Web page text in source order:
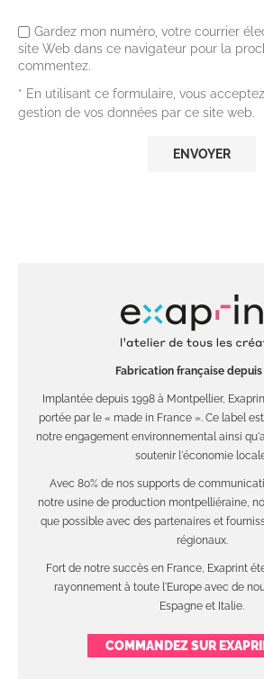
Gardez mon numéro, votre courrier
site Web dans ce navigateur pour la
commentez.
* En utilisant ce formulaire, vous
gestion de vos données par ce site web.
Fabrication française depuis
Implantée depuis 1998 à Montpellier,
portée par le « made in France ». Ce label
notre engagement environnemental ainsi
soutenir l'économie
Avec 80% de nos supports de
notre usine de production montpelliéraine,
que possible avec des partenaires et
régionaux.
Fort de notre succès en France, Exaprint
rayonnement à toute l'Europe avec de
Espagne et Italie.
COMMANDEZ SUR